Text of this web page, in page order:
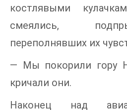
костлявыми
смеялись,
переполнявших их
— Мы покорили гору
кричали они.
Наконец над